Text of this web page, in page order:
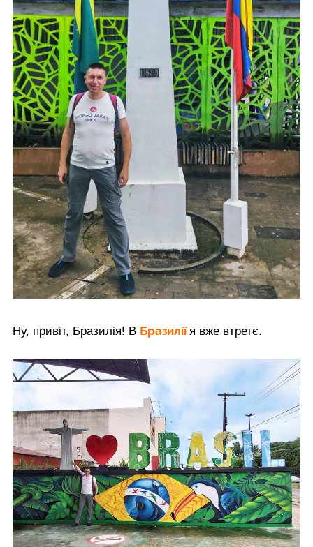
Ну, привіт, Бразилія! В Бразиліїя вже втретє.